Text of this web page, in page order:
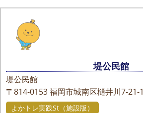
堤公民館
堤公民館
〒814-0153福岡市城南区樋井川7-21-1
よかトレ実践St（施設版）